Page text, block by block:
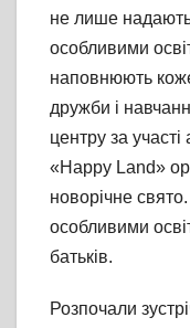
не лише
особливими
наповнюють
дружби і
центру за
«Happy Land»
новорічне
особливими
батьків.
Розпочали